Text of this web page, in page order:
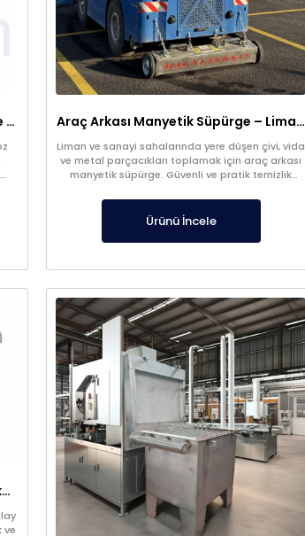
Şeffaf Hazneli Manyetik Çubuk Filtre – Ekonomik ve Yüksek Verimli Metal Tutucu Araç Arkası Manyetik Süpürge – Liman, Fuar Alanı ve Otomotiv Fabrikaları İçin
Liman ve sanayi sahalarında yere düşen çivi, vida
ve metal parçacıkları toplamak için araç arkası
manyetik süpürge. Güvenli ve pratik temizlik
Ürünü İncele
Kalay Banyosunda Lineer Elektromıknatıs: Sıcaklık Homojenliği ve Oksit Temizleme
ve